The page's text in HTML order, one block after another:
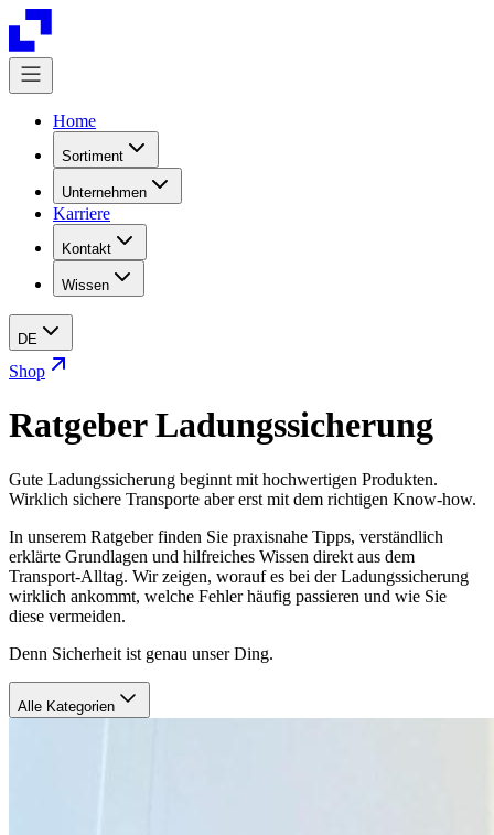
Home
Sortiment
Unternehmen
Karriere
Kontakt
Wissen
DE
Shop
Ratgeber Ladungssicherung
Gute Ladungssicherung beginnt mit hochwertigen Produkten.
Wirklich sichere Transporte aber erst mit dem richtigen Know-how.
In unserem Ratgeber finden Sie praxisnahe Tipps, verständlich
erklärte Grundlagen und hilfreiches Wissen direkt aus dem
Transport-Alltag. Wir zeigen, worauf es bei der Ladungssicherung
wirklich ankommt, welche Fehler häufig passieren und wie Sie
diese vermeiden.
Denn Sicherheit ist genau unser Ding.
Alle Kategorien